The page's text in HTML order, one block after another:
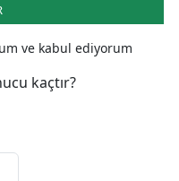
ve kabul ediyorum
kaçtır?